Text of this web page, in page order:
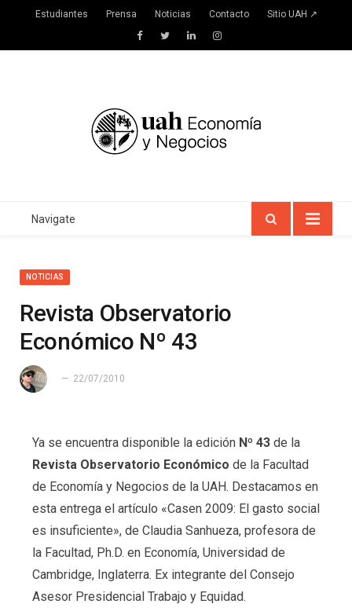
Estudiantes Prensa Noticias Contacto Sitio UAH ↗
FacebookTwitterLinkedInInstagram
Navigate
NOTICIAS
Revista Observatorio
Económico Nº 43
22/07/2010
Ya se encuentra disponible la edición Nº 43de la
Revista Observatorio Económico de la Facultad
de Economía y Negocios de la UAH. Destacamos en
esta entrega el artículo «Casen 2009: El gasto social
es insuficiente», de Claudia Sanhueza, profesora de
la Facultad, Ph.D. en Economía, Universidad de
Cambridge, Inglaterra. Ex integrante del Consejo
Asesor Presidencial Trabajo y Equidad.